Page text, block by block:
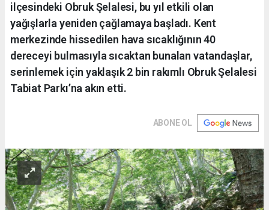
ilçesindeki Obruk Şelalesi, bu yıl etkili olan
yağışlarla yeniden çağlamaya başladı. Kent
merkezinde hissedilen hava sıcaklığının 40
dereceyi bulmasıyla sıcaktan bunalan vatandaşlar,
serinlemek için yaklaşık 2 bin rakımlı Obruk Şelalesi
Tabiat Parkı’na akın etti.
ABONE OL